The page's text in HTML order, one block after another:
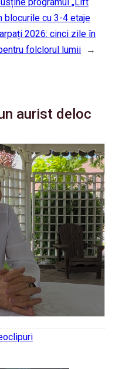
blocurile cu 3-4 etaje
2026: cinci zile în
folclorul lumii
→
aurist deloc